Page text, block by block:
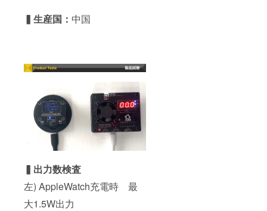
▍生産国： 中国
▍出力数検査
左) AppleWatch充電時 最
大1.5W出力